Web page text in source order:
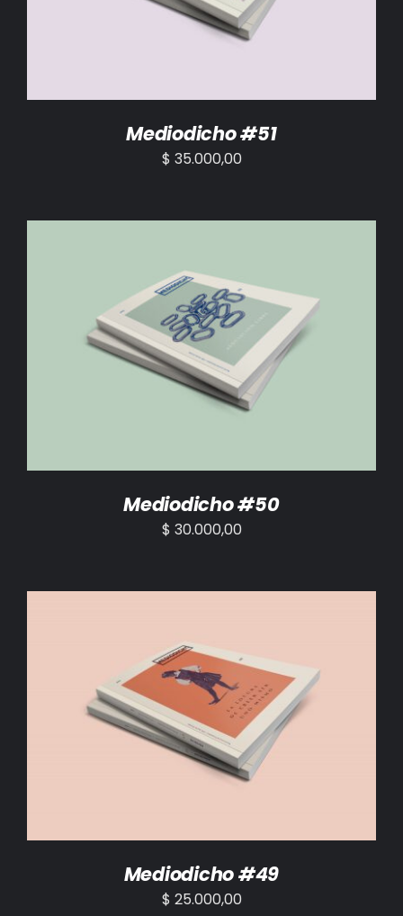
Mediodicho #51
$ 35.000,00
AÑADIR AL CARRITO DETALLES
Mediodicho #50
$ 30.000,00
AÑADIR AL CARRITO / DETALLES
Mediodicho #49
$ 25.000,00